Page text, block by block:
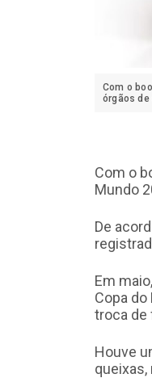
Com o
órgãos de
Com o
Mundo
De
Em
Copa
troca de
Houve
queixas,